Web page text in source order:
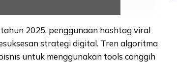
2025, penggunaan hashtag viral
strategi digital. Tren algoritma
untuk menggunakan tools canggih